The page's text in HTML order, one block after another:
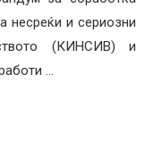
несреќи и сериозни
(КИНСИВ) и
…